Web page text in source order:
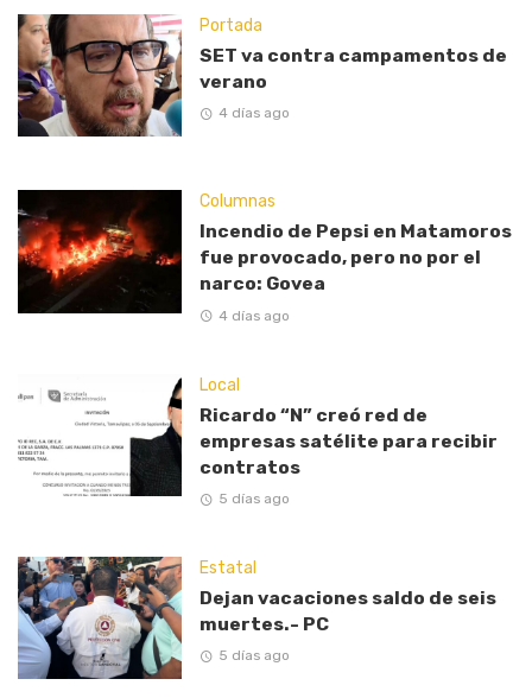
Portada
SET va contra campamentos de
verano
4 días ago
Columnas
Incendio de Pepsi en Matamoros
fue provocado, pero no por el
narco: Govea
4 días ago
Local
Ricardo “N” creó red de
empresas satélite para recibir
contratos
5 días ago
Estatal
Dejan vacaciones saldo de seis
muertes.- PC
5 días ago